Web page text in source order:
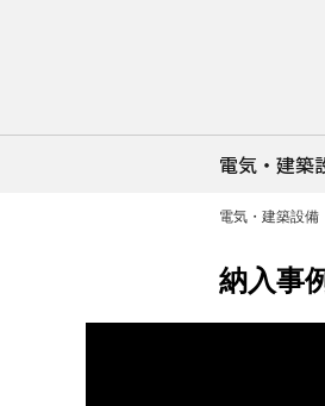
電気・建築
電気・建築設備
納入事